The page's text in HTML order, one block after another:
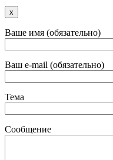
x
Ваше имя (обязательно)
Ваш e-mail (обязательно)
Тема
Сообщение